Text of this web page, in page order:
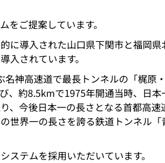
ご提案しています。
に導入された山口県下関市と福岡県
入されています。
神高速道で最長トンネルの「梶原
、約8.5kmで1975年開通当時、日本
、今後日本一の長さとなる首都高速
世界一の長さを誇る鉄道トンネル「
テムを採用いただいています。